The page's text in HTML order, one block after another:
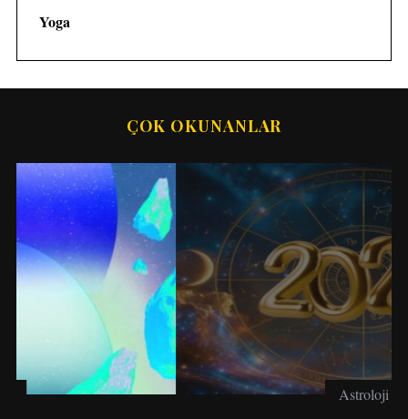
Yoga
ÇOK OKUNANLAR
Astroloji